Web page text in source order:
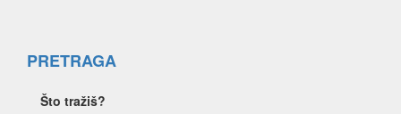
PRETRAGA
Što tražiš?